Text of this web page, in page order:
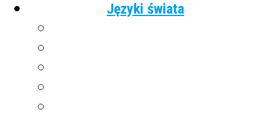
Języki świata